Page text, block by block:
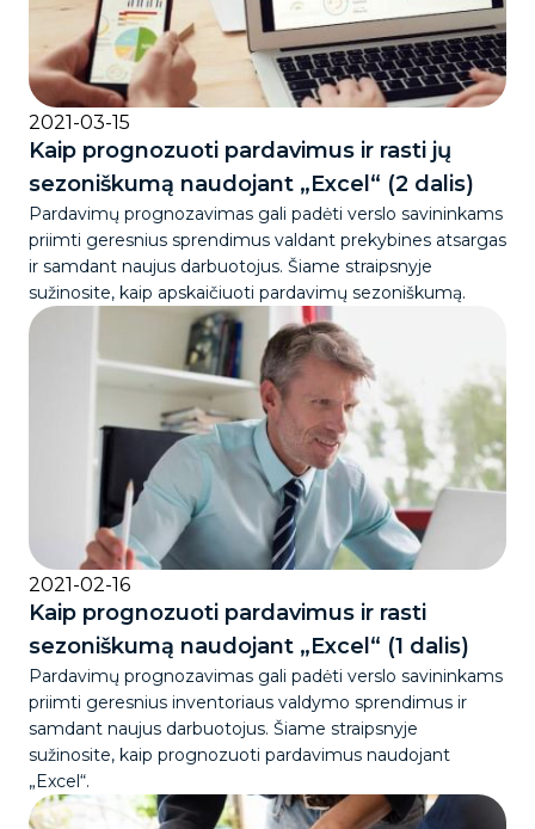
2021-03-15
Kaip prognozuoti pardavimus ir rasti jų
sezoniškumą naudojant „Excel“ (2 dalis)
Pardavimų prognozavimas gali padėti verslo savininkams
priimti geresnius sprendimus valdant prekybines atsargas
ir samdant naujus darbuotojus. Šiame straipsnyje
sužinosite, kaip apskaičiuoti pardavimų sezoniškumą.
2021-02-16
Kaip prognozuoti pardavimus ir rasti
sezoniškumą naudojant „Excel“ (1 dalis)
Pardavimų prognozavimas gali padėti verslo savininkams
priimti geresnius inventoriaus valdymo sprendimus ir
samdant naujus darbuotojus. Šiame straipsnyje
sužinosite, kaip prognozuoti pardavimus naudojant
„Excel“.